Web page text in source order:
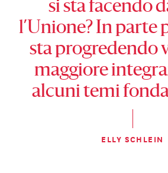
si sta facendo
l’Unione? In parte
sta progredendo
maggiore
alcuni temi
ELLY SCHLEIN